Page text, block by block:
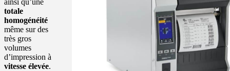
totale
homogénéité
même sur des
très gros
volumes
d’impression à
vitesse élevée.